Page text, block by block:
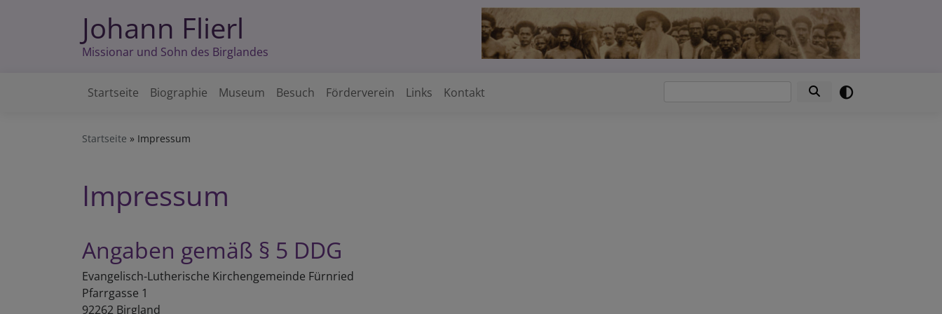
Johann Flierl
Missionar und Sohn des Birglandes
Hauptnavigation
Startseite Biographie Museum Besuch Förderverein Links Kontakt
Startseite Impressum
Impressum
Angaben gemäß § 5 DDG
Evangelisch-Lutherische Kirchengemeinde Fürnried
Pfarrgasse 1
92262 Birgland